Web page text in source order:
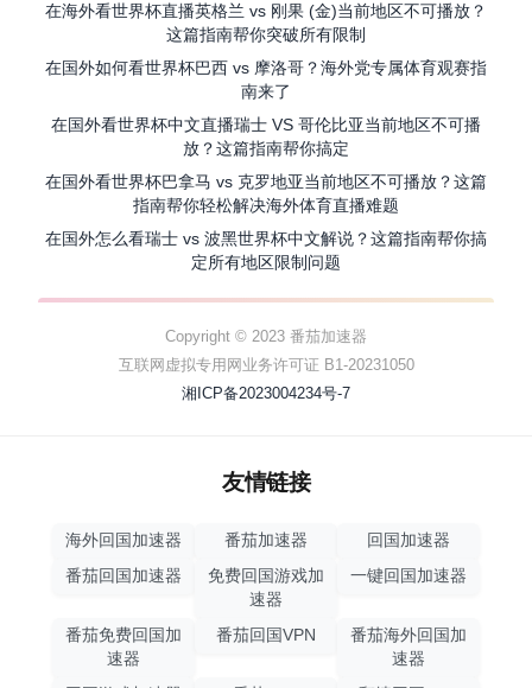
在海外看世界杯直播英格兰 vs 刚果 (金)当前地区不可播放？
这篇指南帮你突破所有限制
在国外如何看世界杯巴西 vs 摩洛哥？海外党专属体育观赛指
南来了
在国外看世界杯中文直播瑞士 VS 哥伦比亚当前地区不可播
放？这篇指南帮你搞定
在国外看世界杯巴拿马 vs 克罗地亚当前地区不可播放？这篇
指南帮你轻松解决海外体育直播难题
在国外怎么看瑞士 vs 波黑世界杯中文解说？这篇指南帮你搞
定所有地区限制问题
Copyright © 2023 番茄加速器
互联网虚拟专用网业务许可证 B1-20231050
湘ICP备2023004234号-7
友情链接
海外回国加速器 番茄加速器
回国加速器
番茄回国加速器
免费回国游戏加
速器
一键回国加速器
番茄免费回国加
速器
番茄回国VPN
番茄海外回国加
速器